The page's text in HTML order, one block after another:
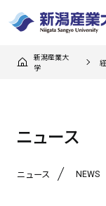
新潟産業大
学
ニュース
ニュース NEWS